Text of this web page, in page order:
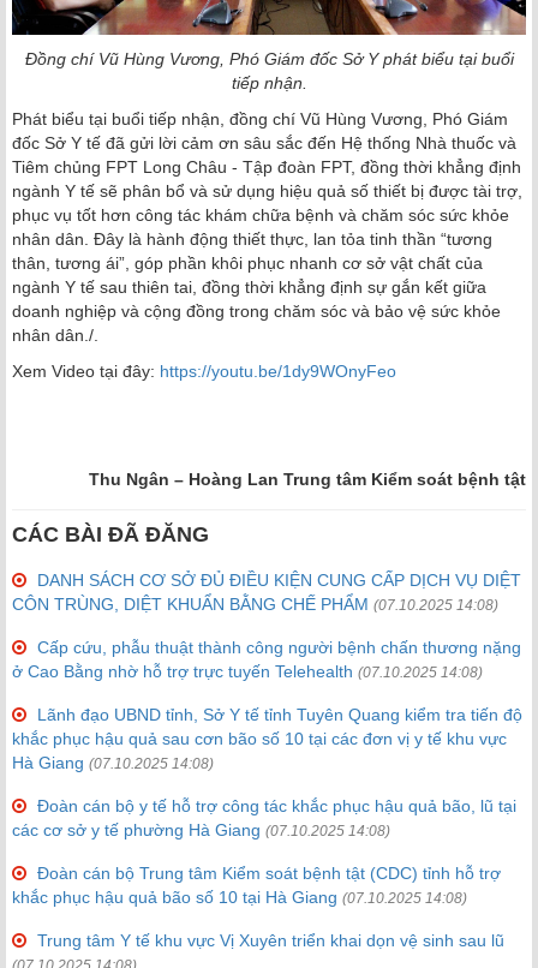
Đồng chí Vũ Hùng Vương, Phó Giám đốc Sở Y phát biểu tại buổi
tiếp nhận.
Phát biểu tại buổi tiếp nhận, đồng chí Vũ Hùng Vương, Phó Giám
đốc Sở Y tế đã gửi lời cảm ơn sâu sắc đến Hệ thống Nhà thuốc và
Tiêm chủng FPT Long Châu - Tập đoàn FPT, đồng thời khẳng định
ngành Y tế sẽ phân bổ và sử dụng hiệu quả số thiết bị được tài trợ,
phục vụ tốt hơn công tác khám chữa bệnh và chăm sóc sức khỏe
nhân dân. Đây là hành động thiết thực, lan tỏa tinh thần “tương
thân, tương ái”, góp phần khôi phục nhanh cơ sở vật chất của
ngành Y tế sau thiên tai, đồng thời khẳng định sự gắn kết giữa
doanh nghiệp và cộng đồng trong chăm sóc và bảo vệ sức khỏe
nhân dân./.
Xem Video tại đây: https://youtu.be/1dy9WOnyFeo
Thu Ngân – Hoàng Lan Trung tâm Kiểm soát bệnh tật
CÁC BÀI ĐÃ ĐĂNG
DANH SÁCH CƠ SỞ ĐỦ ĐIỀU KIỆN CUNG CẤP DỊCH VỤ DIỆT
CÔN TRÙNG, DIỆT KHUẨN BẰNG CHẾ PHẨM (07.10.2025 14:08)
Cấp cứu, phẫu thuật thành công người bệnh chấn thương nặng
ở Cao Bằng nhờ hỗ trợ trực tuyến Telehealth (07.10.2025 14:08)
Lãnh đạo UBND tỉnh, Sở Y tế tỉnh Tuyên Quang kiểm tra tiến độ
khắc phục hậu quả sau cơn bão số 10 tại các đơn vị y tế khu vực
Hà Giang (07.10.2025 14:08)
Đoàn cán bộ y tế hỗ trợ công tác khắc phục hậu quả bão, lũ tại
các cơ sở y tế phường Hà Giang (07.10.2025 14:08)
Đoàn cán bộ Trung tâm Kiểm soát bệnh tật (CDC) tỉnh hỗ trợ
khắc phục hậu quả bão số 10 tại Hà Giang (07.10.2025 14:08)
Trung tâm Y tế khu vực Vị Xuyên triển khai dọn vệ sinh sau lũ